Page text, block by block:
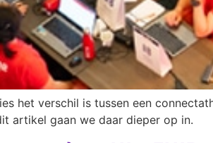
het verschil is tussen een
artikel gaan we daar dieper op in.